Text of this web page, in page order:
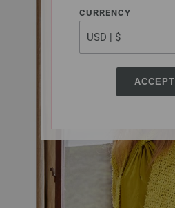
CURRENCY
ACCEPT